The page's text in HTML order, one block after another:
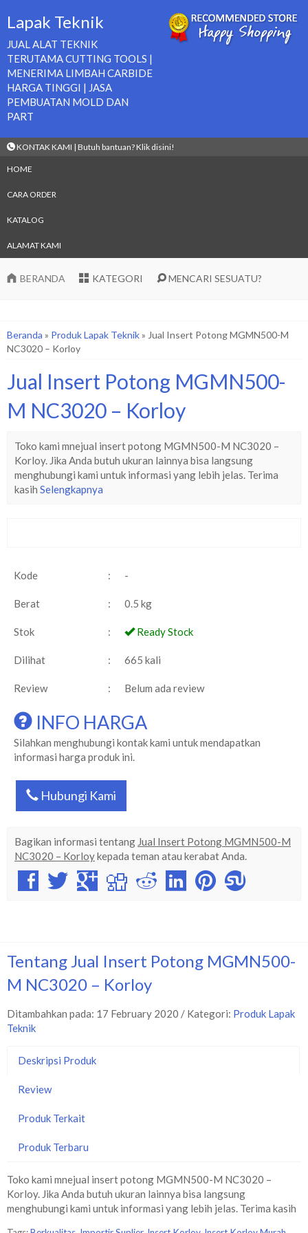
Lapak Teknik
JUAL ALAT TEKNIK
TERUTAMA CUTTING TOOLS |
MENERIMA LIMBAH CARBIDE
HARGA TINGGI | JASA
PEMBUATAN MOLD DAN
PART
KONTAK KAMI | Butuh bantuan? Klik disini!
HOME
CARA ORDER
KATALOG
ALAMAT KAMI
BERANDA KATEGORI MENCARI SESUATU?
Beranda » Produk Lapak Teknik» Jual Insert Potong MGMN500-M
NC3020 – Korloy
Jual Insert Potong MGMN500-
M NC3020 – Korloy
Toko kami mnejual insert potong MGMN500-M NC3020 –
Korloy. Jika Anda butuh ukuran lainnya bisa langsung
menghubungi kami untuk informasi yang lebih jelas. Terima
kasih Selengkapnya
Kode : -
Berat : 0.5 kg
Stok : Ready Stock
Dilihat : 665 kali
Review : Belum ada review
INFO HARGA
Silahkan menghubungi kontak kami untuk mendapatkan
informasi harga produk ini.
Hubungi Kami
Bagikan informasi tentang Jual Insert Potong MGMN500-M
NC3020 – Korloykepada teman atau kerabat Anda.
Tentang Jual Insert Potong MGMN500-
M NC3020 – Korloy
Ditambahkan pada: 17 February 2020 / Kategori: Produk Lapak
Teknik
Deskripsi Produk
Review
Produk Terkait
Produk Terbaru
Toko kami mnejual insert potong MGMN500-M NC3020 –
Korloy. Jika Anda butuh ukuran lainnya bisa langsung
menghubungi kami untuk informasi yang lebih jelas. Terima kasih